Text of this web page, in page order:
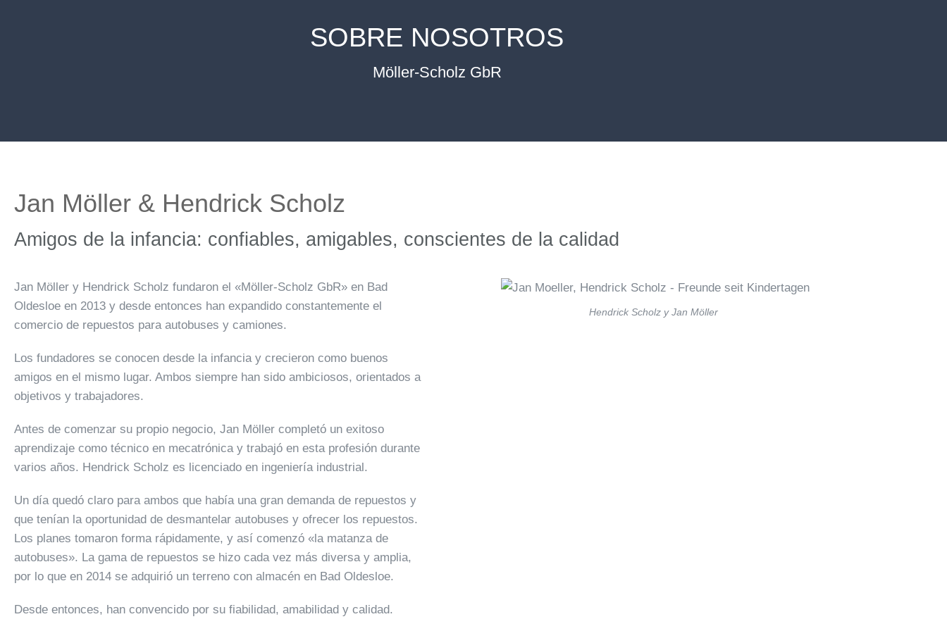
SOBRE NOSOTROS
Möller-Scholz GbR
Jan Möller & Hendrick Scholz
Amigos de la infancia: confiables, amigables, conscientes de la calidad
Jan Möller y Hendrick Scholz fundaron el «Möller-Scholz GbR» en Bad
Oldesloe en 2013 y desde entonces han expandido constantemente el
comercio de repuestos para autobuses y camiones.
Los fundadores se conocen desde la infancia y crecieron como buenos
amigos en el mismo lugar. Ambos siempre han sido ambiciosos, orientados a
objetivos y trabajadores.
Antes de comenzar su propio negocio, Jan Möller completó un exitoso
aprendizaje como técnico en mecatrónica y trabajó en esta profesión durante
varios años. Hendrick Scholz es licenciado en ingeniería industrial.
Un día quedó claro para ambos que había una gran demanda de repuestos y
que tenían la oportunidad de desmantelar autobuses y ofrecer los repuestos.
Los planes tomaron forma rápidamente, y así comenzó «la matanza de
autobuses». La gama de repuestos se hizo cada vez más diversa y amplia,
por lo que en 2014 se adquirió un terreno con almacén en Bad Oldesloe.
Desde entonces, han convencido por su fiabilidad, amabilidad y calidad.
Hendrick Scholz y Jan Möller